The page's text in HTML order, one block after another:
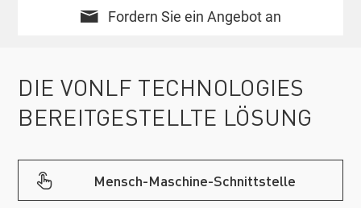
Fordern Sie ein Angebot an
DIE VONLF TECHNOLOGIES
BEREITGESTELLTE LÖSUNG
Mensch-Maschine-Schnittstelle